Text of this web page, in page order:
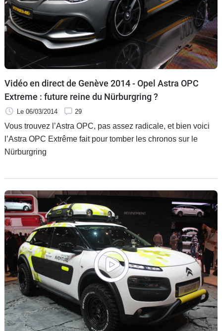
Vidéo en direct de Genève 2014 - Opel Astra OPC
Extreme : future reine du Nürburgring ?
Le 06/03/2014 29
Vous trouvez l’Astra OPC, pas assez radicale, et bien voici
l’Astra OPC Extrême fait pour tomber les chronos sur le
Nürburgring